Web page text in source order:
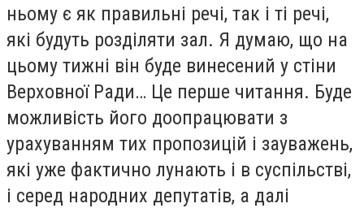
ньому є як правильні речі, так і ті речі,
які будуть розділяти зал. Я думаю, що на
цьому тижні він буде винесений у стіни
Верховної Ради… Це перше читання. Буде
можливість його доопрацювати з
урахуванням тих пропозицій і зауважень,
які уже фактично лунають і в суспільстві,
і серед народних депутатів, а далі